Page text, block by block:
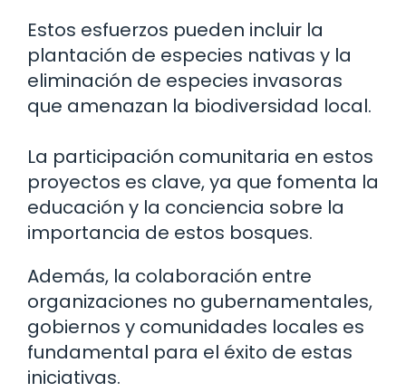
Estos esfuerzos pueden incluir la
plantación de especies nativas y la
eliminación de especies invasoras
que amenazan la biodiversidad local.
La participación comunitaria en estos
proyectos es clave, ya que fomenta la
educación y la conciencia sobre la
importancia de estos bosques.
Además, la colaboración entre
organizaciones no gubernamentales,
gobiernos y comunidades locales es
fundamental para el éxito de estas
iniciativas.